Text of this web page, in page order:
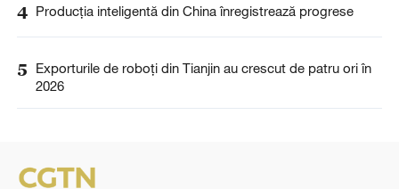
4 Producția inteligentă din China înregistrează progrese
5
Exporturile de roboți din Tianjin au crescut de patru ori în
2026